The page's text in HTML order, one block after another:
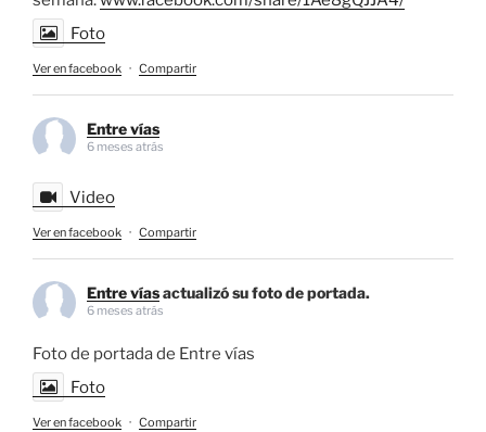
Foto
Ver en facebook · Compartir
Entre vías
6 meses atrás
Video
Ver en facebook · Compartir
Entre víasactualizó su foto de portada.
6 meses atrás
Foto de portada de Entre vías
Foto
Ver en facebook · Compartir